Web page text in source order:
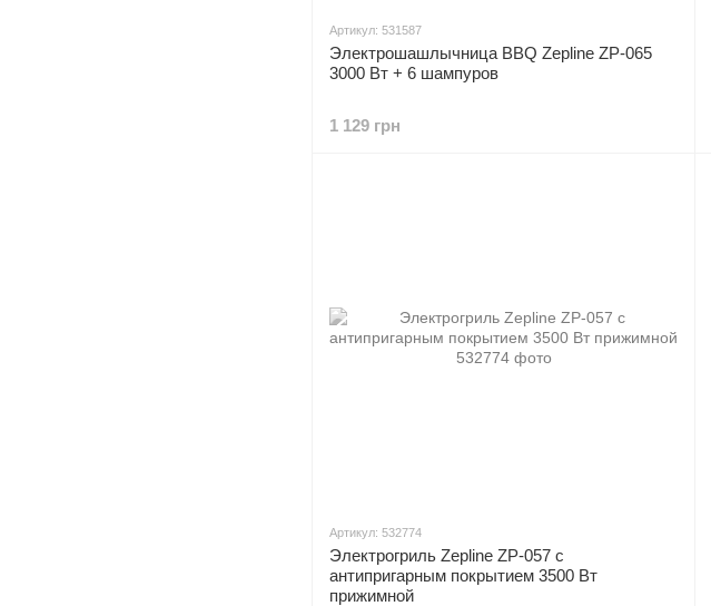
Артикул: 531587
Электрошашлычница BBQ Zepline ZP-065
3000 Вт + 6 шампуров
1 129 грн
Артикул: 532774
Электрогриль Zepline ZP-057 с
антипригарным покрытием 3500 Вт
прижимной